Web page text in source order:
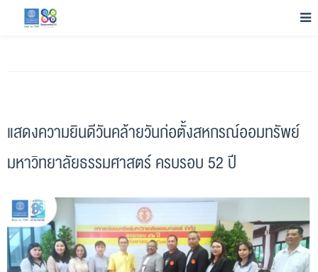
แสดงความยินดีวันคล้ายวันก่อตั้งสหกรณ์ออมทรัพย์
มหาวิทยาลัยธรรมศาสตร์ ครบรอบ 52 ปี